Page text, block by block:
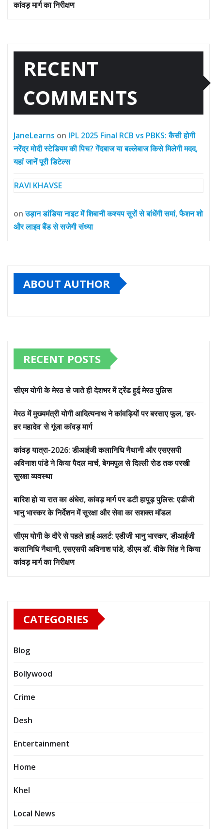
कांवड़ मार्ग का निरीक्षण
RECENT
COMMENTS
JaneLearns on IPL 2025 Final RCB vs PBKS: कैसी होगी
नरेंद्र मोदी स्टेडियम की पिच? गेंदबाज या बल्लेबाज किसे मिलेगी मदद,
यहां जानें पूरी डिटेल्स
RAVI KHAVSE
onउड़ान डांडिया नाइट में शिबानी कश्यप सुरों से बांधेंगी समां, फैशन शो
और लाइव बैंड से सजेगी संध्या
ABOUT AUTHOR
RECENT POSTS
सीएम योगी के मेरठ से जाते ही देशभर में ट्रेंड हुई मेरठ पुलिस
मेरठ में मुख्यमंत्री योगी आदित्यनाथ ने कांवड़ियों पर बरसाए फूल, ‘हर-
हर महादेव’ से गूंजा कांवड़ मार्ग
कांवड़ यात्रा-2026: डीआईजी कलानिधि नैथानी और एसएसपी
अविनाश पांडे ने किया पैदल मार्च, बेगमपुल से दिल्ली रोड तक परखी
सुरक्षा व्यवस्था
बारिश हो या रात का अंधेरा, कांवड़ मार्ग पर डटी हापुड़ पुलिस: एडीजी
भानु भास्कर के निर्देशन में सुरक्षा और सेवा का सशक्त मॉडल
सीएम योगी के दौरे से पहले हाई अलर्ट: एडीजी भानु भास्कर, डीआईजी
कलानिधि नैथानी, एसएसपी अविनाश पांडे, डीएम डॉ. वीके सिंह ने किया
कांवड़ मार्ग का निरीक्षण
CATEGORIES
Blog
Bollywood
Crime
Desh
Entertainment
Home
Khel
Local News